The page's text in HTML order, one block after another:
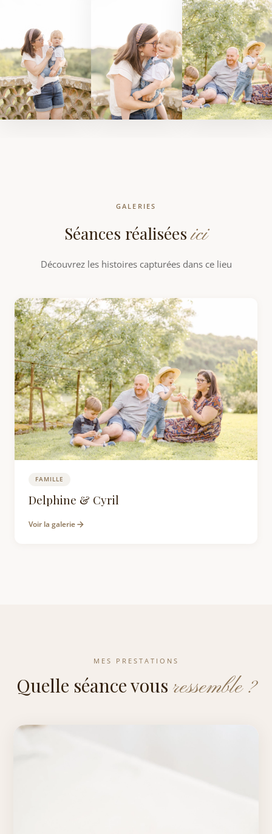
GALERIES
Séances réaliséesici
Découvrez les histoires capturées dans ce lieu
FAMILLE
Photographe Famille Mortagne-sur-Sèvre |
Delphine & Cyril
Voir la galerie
MES PRESTATIONS
Quelle séance vous ressemble ?